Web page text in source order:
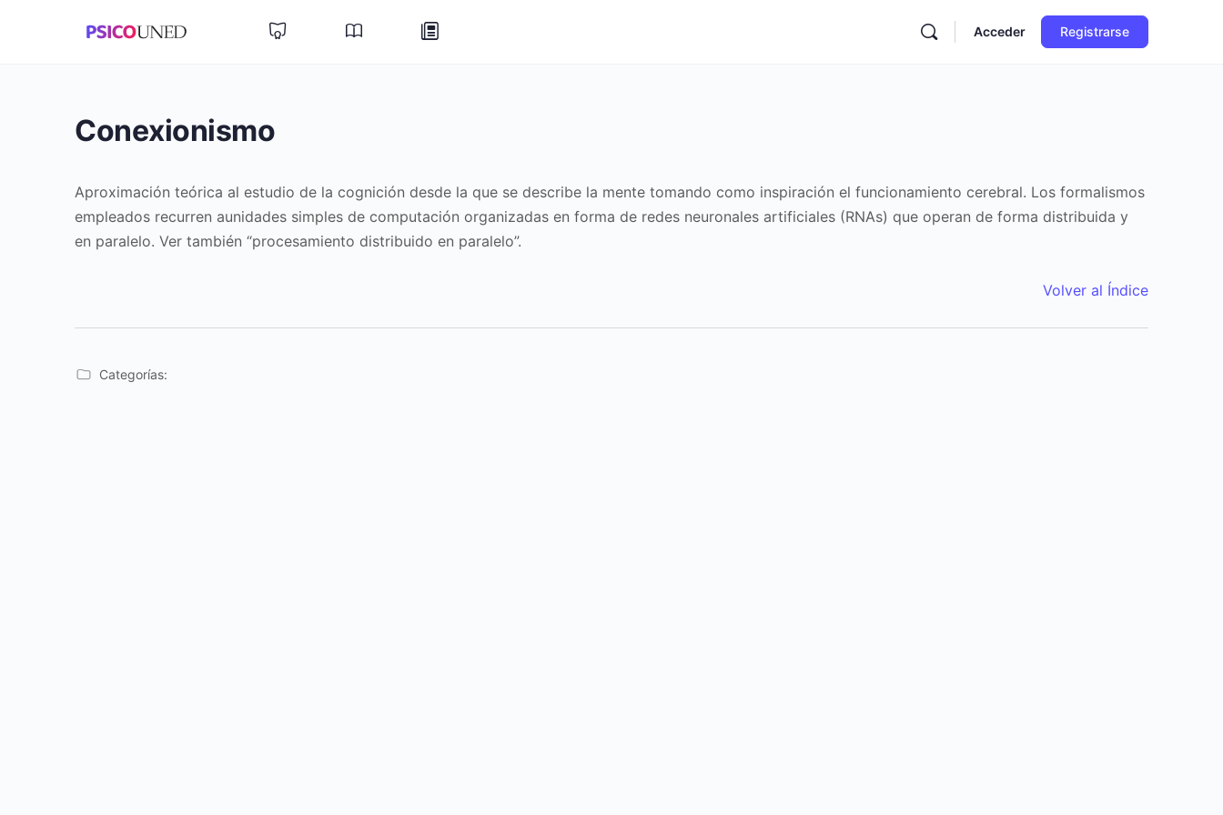
Acceder Registrarse
Conexionismo
Aproximación teórica al estudio de la cognición desde la que se describe la mente tomando como inspiración el funcionamiento cerebral. Los formalismos
empleados recurren aunidades simples de computación organizadas en forma de redes neuronales artificiales (RNAs) que operan de forma distribuida y
en paralelo. Ver también “procesamiento distribuido en paralelo”.
Volver al Índice
Categorías: